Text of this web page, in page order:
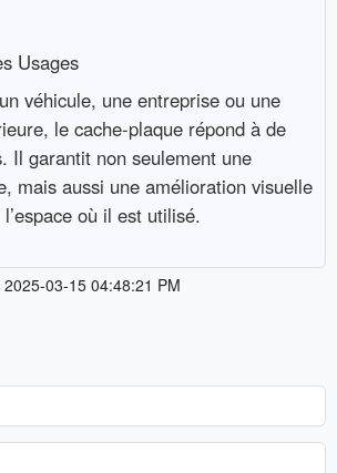
Usages
véhicule, une entreprise ou une
le cache-plaque répond à de
Il garantit non seulement une
mais aussi une amélioration visuelle
où il est utilisé.
03-15 04:48:21 PM